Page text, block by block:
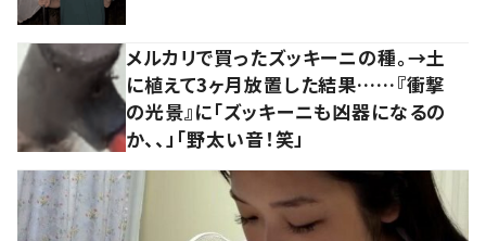
メルカリで買ったズッキーニの種。→土
に植えて3ヶ月放置した結果……『衝撃
の光景』に「ズッキーニも凶器になるの
か、、」「野太い音！笑」